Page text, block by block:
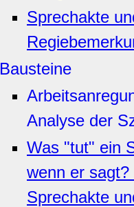
Sprechakte
Bausteine
Analyse der
Was "tut" ein
wenn er sagt?
Sprechakte